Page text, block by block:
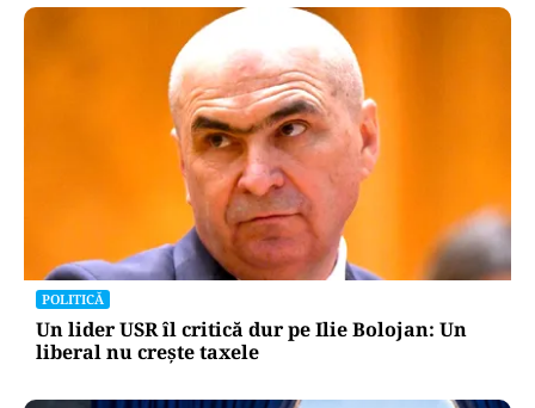
POLITICĂ
Un lider USR îl critică dur pe Ilie Bolojan: Un
liberal nu crește taxele